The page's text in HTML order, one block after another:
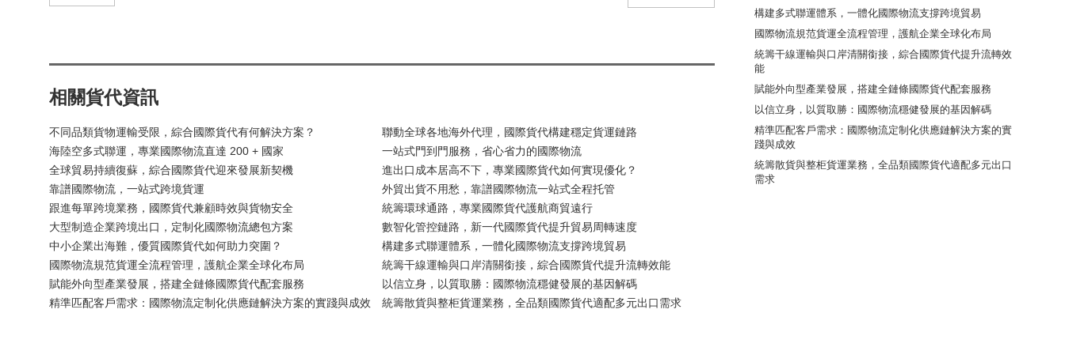
相關貨代資訊
不同品類貨物運輸受限，綜合國際貨代有何解決方案？
聯動全球各地海外代理，國際貨代構建穩定貨運鏈路
海陸空多式聯運，專業國際物流直達 200 + 國家
一站式門到門服務，省心省力的國際物流
全球貿易持續復蘇，綜合國際貨代迎來發展新契機
進出口成本居高不下，專業國際貨代如何實現優化？
靠譜國際物流，一站式跨境貨運
外貿出貨不用愁，靠譜國際物流一站式全程托管
跟進每單跨境業務，國際貨代兼顧時效與貨物安全
統籌環球通路，專業國際貨代護航商貿遠行
大型制造企業跨境出口，定制化國際物流總包方案
數智化管控鏈路，新一代國際貨代提升貿易周轉速度
中小企業出海難，優質國際貨代如何助力突圍？
構建多式聯運體系，一體化國際物流支撐跨境貿易
國際物流規范貨運全流程管理，護航企業全球化布局
統籌干線運輸與口岸清關銜接，綜合國際貨代提升流轉效能
賦能外向型產業發展，搭建全鏈條國際貨代配套服務
以信立身，以質取勝：國際物流穩健發展的基因解碼
精準匹配客戶需求：國際物流定制化供應鏈解決方案的實踐與成效
統籌散貨與整柜貨運業務，全品類國際貨代適配多元出口需求
構建多式聯運體系，一體化國際物流支撐跨境貿易
國際物流規范貨運全流程管理，護航企業全球化布局
統籌干線運輸與口岸清關銜接，綜合國際貨代提升流轉效
能
賦能外向型產業發展，搭建全鏈條國際貨代配套服務
以信立身，以質取勝：國際物流穩健發展的基因解碼
精準匹配客戶需求：國際物流定制化供應鏈解決方案的實
踐與成效
統籌散貨與整柜貨運業務，全品類國際貨代適配多元出口
需求